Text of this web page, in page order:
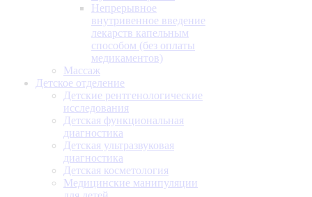
Непрерывное
внутривенное введение
лекарств капельным
способом (без оплаты
медикаментов)
Массаж
Детское отделение
Детские рентгенологические
исследования
Детская функциональная
диагностика
Детская ультразвуковая
диагностика
Детская косметология
Медицинские манипуляции